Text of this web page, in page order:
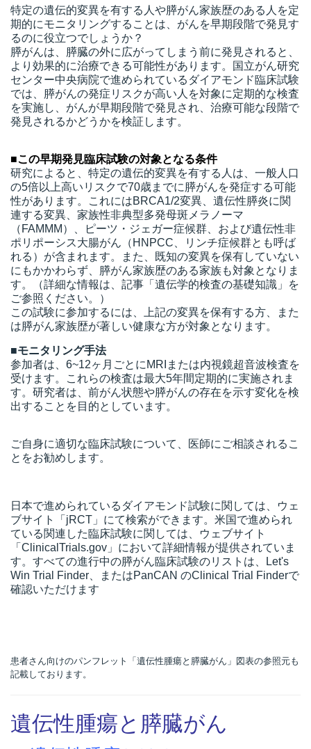
特定の遺伝的変異を有する人や膵がん家族歴のある人を定
期的にモニタリングすることは、がんを早期段階で発見す
るのに役立つでしょうか？
膵がんは、膵臓の外に広がってしまう前に発見されると、
より効果的に治療できる可能性があります。国立がん研究
センター中央病院で進められているダイアモンド臨床試験
では、膵がんの発症リスクが高い人を対象に定期的な検査
を実施し、がんが早期段階で発見され、治療可能な段階で
発見されるかどうかを検証します。
■この早期発見臨床試験の対象となる条件
研究によると、特定の遺伝的変異を有する人は、一般人口
の5倍以上高いリスクで70歳までに膵がんを発症する可能
性があります。これにはBRCA1/2変異、遺伝性膵炎に関
連する変異、家族性非典型多発母斑メラノーマ
（FAMMM）、ピーツ・ジェガー症候群、および遺伝性非
ポリポーシス大腸がん（HNPCC、リンチ症候群とも呼ば
れる）が含まれます。また、既知の変異を保有していない
にもかかわらず、膵がん家族歴のある家族も対象となりま
す。（詳細な情報は、記事「遺伝学的検査の基礎知識」を
ご参照ください。）
この試験に参加するには、上記の変異を保有する方、また
は膵がん家族歴が著しい健康な方が対象となります。
■モニタリング手法
参加者は、6~12ヶ月ごとにMRIまたは内視鏡超音波検査を
受けます。これらの検査は最大5年間定期的に実施されま
す。研究者は、前がん状態や膵がんの存在を示す変化を検
出することを目的としています。
ご自身に適切な臨床試験について、医師にご相談されるこ
とをお勧めします。
日本で進められているダイアモンド試験に関しては、ウェ
ブサイト「jRCT」にて検索ができます。米国で進められ
ている関連した臨床試験に関しては、ウェブサイト
「ClinicalTrials.gov」において詳細情報が提供されていま
す。すべての進行中の膵がん臨床試験のリストは、Let's
Win Trial Finder、またはPanCAN のClinical Trial Finderで
確認いただけます
患者さん向けのパンフレット「遺伝性腫瘍と膵臓がん」図表の参照元も
記載しております。
遺伝性腫瘍と膵臓がん